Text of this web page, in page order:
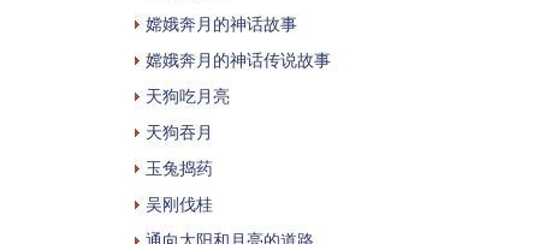
嫦娥奔月的神话故事
嫦娥奔月的神话传说故事
天狗吃月亮
天狗吞月
玉兔捣药
吴刚伐桂
通向太阳和月亮的道路